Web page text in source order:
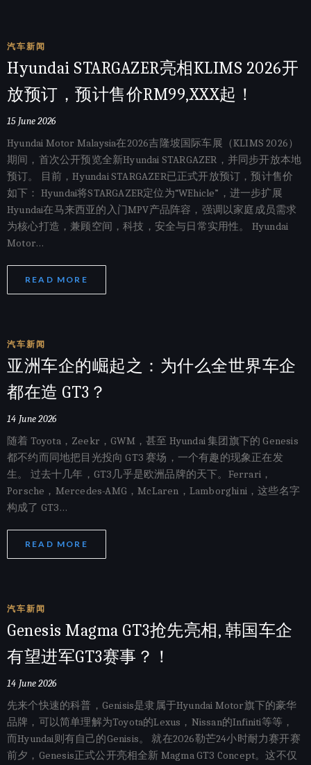
汽车新闻
Hyundai STARGAZER亮相KLIMS 2026开
放预订，预计售价RM99,XXX起！
15 June 2026
Hyundai Motor Malaysia在2026吉隆坡国际车展（KLIMS 2026）
期间，首次公开预览全新Hyundai STARGAZER，并同步开放本地
预订。 目前，Hyundai STARGAZER已正式开放预订，预计售价
如下： Hyundai将STARGAZER定位为“WEhicle”，进一步扩展
Hyundai在马来西亚的入门MPV产品阵容，强调以家庭成员需求
为核心打造，兼顾空间，科技，安全与日常实用性。 Hyundai
Motor…
READ MORE
汽车新闻
亚洲车企的崛起之：为什么全世界车企
都在造 GT3？
14 June 2026
随着 Toyota，Zeekr，GWM，甚至 Hyundai 集团旗下的 Genesis
都不约而同地把目光投向 GT3 赛场，一个有趣的现象正在发
生。 过去十几年，GT3几乎是欧洲品牌的天下。Ferrari，
Porsche，Mercedes-AMG，McLaren，Lamborghini，这些名字
构成了 GT3…
READ MORE
汽车新闻
Genesis Magma GT3抢先亮相, 韩国车企
有望进军GT3赛事？！
14 June 2026
先来个快速的科普，Genisis是隶属于Hyundai Motor旗下的豪华
品牌，可以简单理解为Toyota的Lexus，Nissan的Infiniti等等，
而Hyundai则有自己的Genisis。 就在2026勒芒24小时耐力赛开赛
前夕，Genesis正式公开亮相全新 Magma GT3 Concept。这不仅